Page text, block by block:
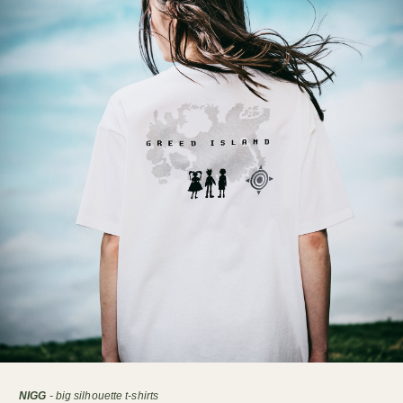
NIGG - big silhouette t-shirts